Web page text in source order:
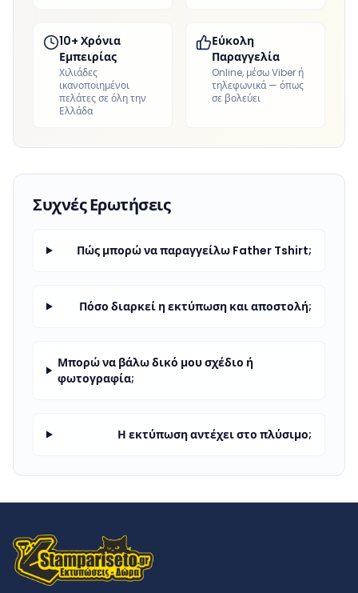
10+ Χρόνια
Εμπειρίας
Χιλιάδες
ικανοποιημένοι
πελάτες σε όλη την
Ελλάδα
Εύκολη
Παραγγελία
Online, μέσω Viber ή
τηλεφωνικά — όπως
σε βολεύει
Συχνές Ερωτήσεις
Πώς μπορώ να παραγγείλω Father Tshirt;
Πόσο διαρκεί η εκτύπωση και αποστολή;
Μπορώ να βάλω δικό μου σχέδιο ή
φωτογραφία;
Η εκτύπωση αντέχει στο πλύσιμο;